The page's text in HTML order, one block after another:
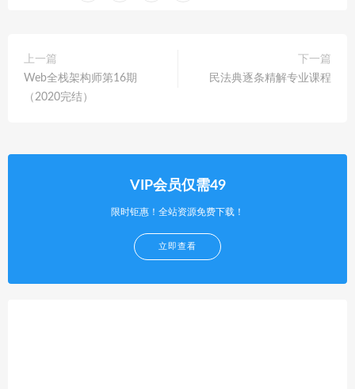
上一篇
Web全栈架构师第16期
（2020完结）
下一篇
民法典逐条精解专业课程
VIP会员仅需49
限时钜惠！全站资源免费下载！
立即查看